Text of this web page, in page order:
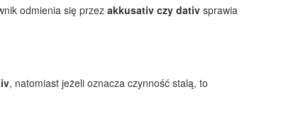
odmienia się przez akkusativ czy dativ sprawia
, natomiast jeżeli oznacza czynność stalą, to